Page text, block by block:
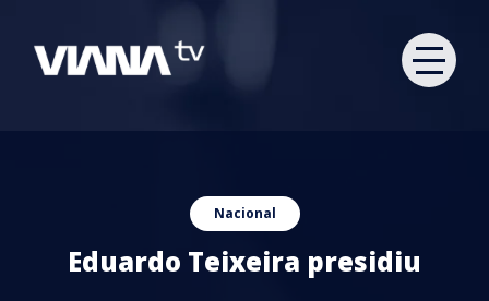
Nacional
Eduardo Teixeira presidiu